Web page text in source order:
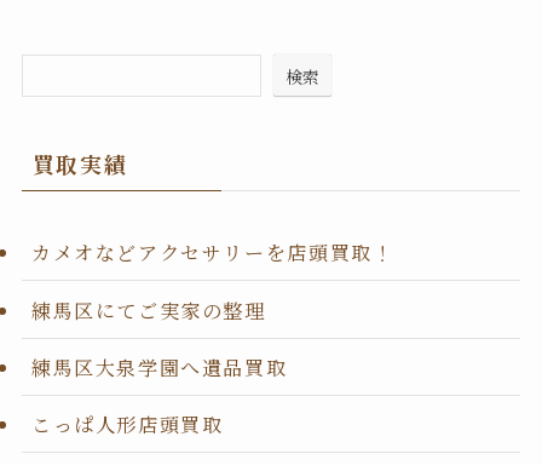
検索
買取実績
カメオなどアクセサリーを店頭買取！
練馬区にてご実家の整理
練馬区大泉学園へ遺品買取
こっぱ人形店頭買取